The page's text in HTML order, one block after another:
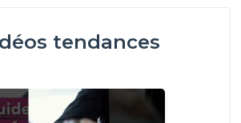
tendances